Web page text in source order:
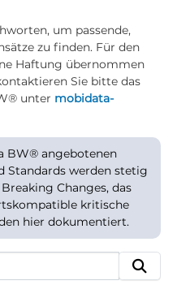
um passende,
zu finden. Für den
Haftung übernommen
Sie bitte das
unter mobidata-
BW® angebotenen
Standards werden stetig
Changes, das
kritische
hier dokumentiert.